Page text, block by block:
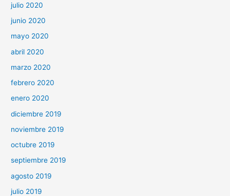
julio 2020
junio 2020
mayo 2020
abril 2020
marzo 2020
febrero 2020
enero 2020
diciembre 2019
noviembre 2019
octubre 2019
septiembre 2019
agosto 2019
julio 2019